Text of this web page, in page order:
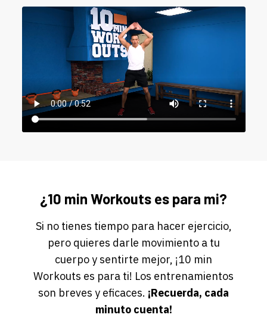
¿10 min Workouts es para mi?
Si no tienes tiempo para hacer ejercicio,
pero quieres darle movimiento a tu
cuerpo y sentirte mejor, ¡10 min
Workouts es para ti! Los entrenamientos
son breves y eficaces. ¡Recuerda, cada
minuto cuenta!